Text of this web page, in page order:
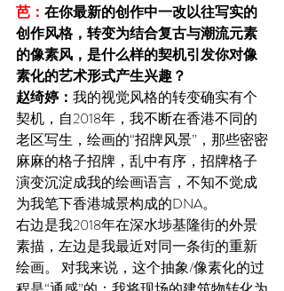
芭： 在你最新的创作中一改以往写实的
创作风格，转变为结合复古与潮流元素
的像素风，是什么样的契机引发你对像
素化的艺术形式产生兴趣？
赵绮婷： 我的视觉风格的转变确实有个
契机，自2018年，我不断在香港不同的
老区写生，绘画的“招牌风景”，那些密密
麻麻的格子招牌，乱中有序，招牌格子
演变沉淀成我的绘画语言，不知不觉成
为我笔下香港城景构成的DNA。
右边是我2018年在深水埗基隆街的外景
素描，左边是我最近对同一条街的重新
绘画。 对我来说，这个抽象/像素化的过